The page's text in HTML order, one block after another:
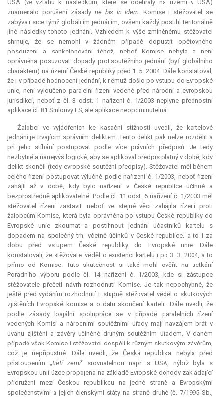
USA (ve vztahu k následkům, které se odehrály na území v USA)
znamenalo porušení zásady ne bis in idem. Komise i stěžovatel se
zabývali sice týmž globálním jednáním, ovšem každý postihl teritoriálně
jiné následky tohoto jednání. Vzhledem k výše zmíněnému stěžovatel
shrnuje, že se nemohl v žádném případě dopustit opětovného
posouzení a sankcionování téhož, neboť Komise nebyla a není
oprávněna posuzovat dopady protisoutěžního jednání (byť globálního
charakteru) na území České republiky před 1. 5. 2004. Dále konstatoval,
že i v případě hodnocení jednání, k němuž došlo po vstupu do Evropské
unie, není vyloučeno paralelní řízení vedené před národní a evropskou
jurisdikcí, neboť z čl. 3 odst. 1 nařízení č. 1/2003 neplyne přednostní
aplikace čl. 81 Smlouvy ES, ale aplikace neopominutelná.
Žalobci ve vyjádřeních ke kasační stížnosti uvedli, že kartelové
jednání je trvajícím správním deliktem. Tento delikt pak nelze rozdělit a
při jeho stíhání postupovat podle více právních předpisů. Je tedy
nezbytné a nanejvýš logické, aby se aplikoval předpis platný v době, kdy
delikt skončil (tedy evropské soutěžní předpisy). Stěžovatel měl během
celého řízení postupovat výlučně podle nařízení č. 1/2003, neboť řízení
zahájil až v době, kdy bylo nařízení v České republice účinné a
bezprostředně aplikovatelné. Podle čl. 11 odst. 6 nařízení č. 1/2003 měl
stěžovatel řízení zastavit, neboť ve stejné věci zahájila řízení proti
žalobcům Komise, která byla oprávněna po vstupu České republiky do
Evropské unie zkoumat a postihnout jednání účastníků kartelu s
dopadem na společný trh, včetně účinků v České republice, a to i za
dobu před vstupem České republiky do Evropské unie. Dále
konstatovali, že stěžovatel věděl o existenci kartelu i po 3. 3. 2004, a to
přímo od Komise. Tuto skutečnost si také mohl ověřit na setkání
Poradního výboru podle čl. 14 nařízení č. 1/2003, kde si zástupce
stěžovatele přečetl návrh rozhodnutí Komise. Je tak nepochybné, že
ještě před vydáním rozhodnutí I. stupně stěžovatel věděl o skutkových
zjištěních Evropské komise a o datu skončení kartelu. Dále uvedli, že
podle zásady loajální spolupráce se v případě paralelních řízení
vedených Komisí a národními soutěžními úřady mají navzájem brát v
úvahu zjištění a závěry učiněné druhým soutěžním úřadem. V daném
případě však Komise i stěžovatel dospěli k různým skutkovým závěrům,
což je nepřípustné. Dále uvedli, že Česká republika nebyla před
přistoupením „třetí zemí“ srovnatelnou např. s USA, nýbrž byla s
Evropskou unií úzce propojena na základě Evropské dohody zakládající
přidružení mezi Českou republikou na jedné straně a Evropskými
společenstvími a jejich členskými státy na straně druhé (č. 7/1995 Sb.,